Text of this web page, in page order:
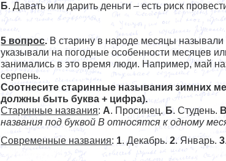
Б. Давать или дарить деньги – есть риск
5 вопрос. В старину в народе месяцы
указывали на погодные особенности месяцев
занимались в это время люди. Например, май
серпень.
Соотнесите старинные называния зимних
должны быть буква + цифра).
Старинные названия: А. Просинец. Б. Студень. В
названия под буквой В относятся к одному
Современные названия: 1. Декабрь.2. Январь.3